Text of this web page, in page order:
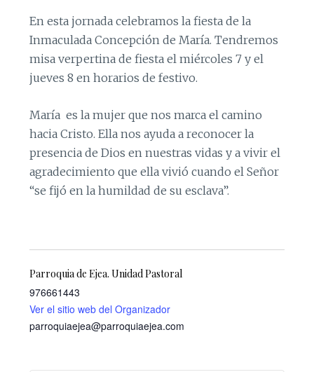
En esta jornada celebramos la fiesta de la
Inmaculada Concepción de María. Tendremos
misa verpertina de fiesta el miércoles 7 y el
jueves 8 en horarios de festivo.
María es la mujer que nos marca el camino
hacia Cristo. Ella nos ayuda a reconocer la
presencia de Dios en nuestras vidas y a vivir el
agradecimiento que ella vivió cuando el Señor
“se fijó en la humildad de su esclava”.
Parroquia de Ejea. Unidad Pastoral
976661443
Ver el sitio web del Organizador
parroquiaejea@parroquiaejea.com